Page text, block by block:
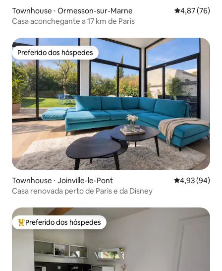
Townhouse ⋅ Ormesson-sur-Marne 4,87 de uma
4,87 (76)
Casa aconchegante a 17 km de Paris
Preferido dos hóspedes
Preferido dos hóspedes
Townhouse ⋅ Joinville-le-Pont 4,93 de uma
4,93 (94)
Casa renovada perto de Paris e da Disney
Entre os melhores preferidos dos hóspedes
Preferido dos hóspedes